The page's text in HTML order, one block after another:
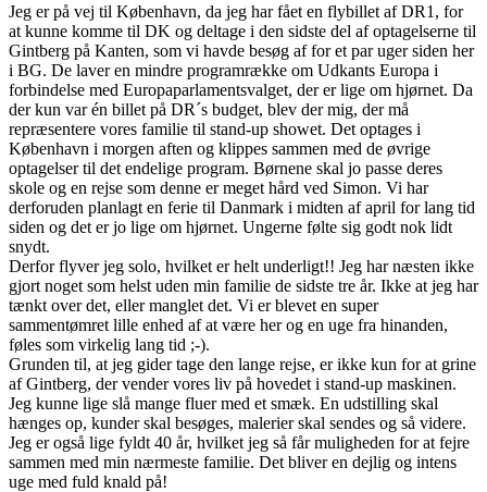
Jeg er på vej til København, da jeg har fået en flybillet af DR1, for
at kunne komme til DK og deltage i den sidste del af optagelserne til
Gintberg på Kanten, som vi havde besøg af for et par uger siden her
i BG. De laver en mindre programrække om Udkants Europa i
forbindelse med Europaparlamentsvalget, der er lige om hjørnet. Da
der kun var én billet på DR´s budget, blev der mig, der må
repræsentere vores familie til stand-up showet. Det optages i
København i morgen aften og klippes sammen med de øvrige
optagelser til det endelige program. Børnene skal jo passe deres
skole og en rejse som denne er meget hård ved Simon. Vi har
derforuden planlagt en ferie til Danmark i midten af april for lang tid
siden og det er jo lige om hjørnet. Ungerne følte sig godt nok lidt
snydt.
Derfor flyver jeg solo, hvilket er helt underligt!! Jeg har næsten ikke
gjort noget som helst uden min familie de sidste tre år. Ikke at jeg har
tænkt over det, eller manglet det. Vi er blevet en super
sammentømret lille enhed af at være her og en uge fra hinanden,
føles som virkelig lang tid ;-).
Grunden til, at jeg gider tage den lange rejse, er ikke kun for at grine
af Gintberg, der vender vores liv på hovedet i stand-up maskinen.
Jeg kunne lige slå mange fluer med et smæk. En udstilling skal
hænges op, kunder skal besøges, malerier skal sendes og så videre.
Jeg er også lige fyldt 40 år, hvilket jeg så får muligheden for at fejre
sammen med min nærmeste familie. Det bliver en dejlig og intens
uge med fuld knald på!